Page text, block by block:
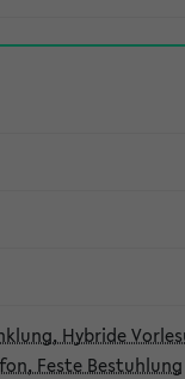
Hybride
Feste Bestuhlung